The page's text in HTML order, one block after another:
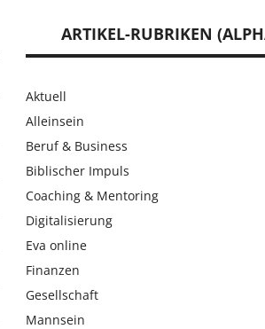
ARTIKEL-RUBRIKEN
Aktuell
Alleinsein
Beruf & Business
Biblischer Impuls
Coaching & Mentoring
Digitalisierung
Eva online
Finanzen
Gesellschaft
Mannsein